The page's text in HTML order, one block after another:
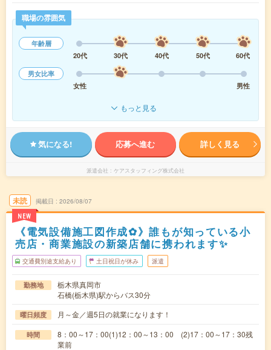
職場の雰囲気
年齢層
20代
30代 40代 50代
60代
男女比率
女性
男性
もっと見る
気になる! 応募へ進む 詳しく見る
派遣会社 ケアスタッフィング株式会社
未読
NEW
掲載日 2026/08/07
《電気設備施工図作成✿》誰もが知っている小
売店・商業施設の新築店舗に携われます✨
交通費別途支給あり 土日祝日が休み 派遣
勤務地
栃木県真岡市
石橋(栃木県)駅からバス30分
曜日頻度 月～金／週5日の就業になります！
時間
8：00～17：00(1)12：00～13：00 (2)17：00～17：30残
業前